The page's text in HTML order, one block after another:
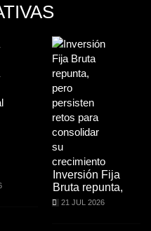
Inversión Fija
Bruta repunta,
21 JUL 2026